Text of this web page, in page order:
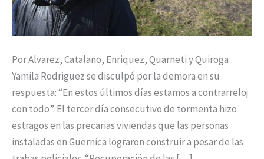
Por Alvarez, Catalano, Enriquez, Quarneti y Quiroga
Yamila Rodriguez se disculpó por la demora en su
respuesta: “En estos últimos días estamos a contrarreloj
con todo”. El tercer día consecutivo de tormenta hizo
estragos en las precarias viviendas que las personas
instaladas en Guernica lograron construir a pesar de las